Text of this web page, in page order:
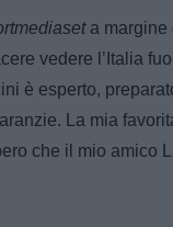
a margine
vedere l’Italia
è esperto,
La mia
che il mio amico